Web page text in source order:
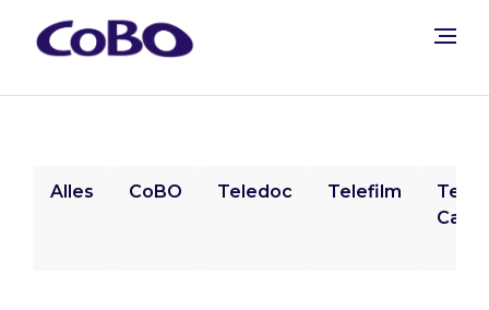
Alles CoBO Teledoc Telefilm